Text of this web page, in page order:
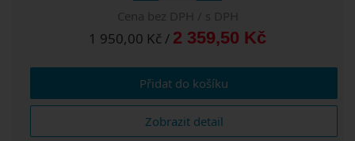
Cena bez DPH / s DPH
1 950,00 Kč / 2 359,50 Kč
Přidat do košíku
Zobrazit detail